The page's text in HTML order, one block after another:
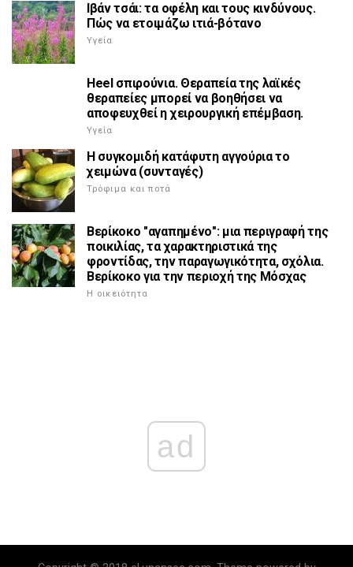
Ιβάν τσάι: τα οφέλη και τους κινδύνους.
Πώς να ετοιμάζω ιτιά-βότανο
Υγεία
Heel σπιρούνια. Θεραπεία της λαϊκές
θεραπείες μπορεί να βοηθήσει να
αποφευχθεί η χειρουργική επέμβαση.
Υγεία
Η συγκομιδή κατάφυτη αγγούρια το
χειμώνα (συνταγές)
Τρόφιμα και ποτά
Βερίκοκο "αγαπημένο": μια περιγραφή της
ποικιλίας, τα χαρακτηριστικά της
φροντίδας, την παραγωγικότητα, σχόλια.
Βερίκοκο για την περιοχή της Μόσχας
Η οικειότητα
ad